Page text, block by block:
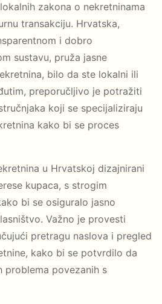
zakona o nekretninama
transakciju. Hrvatska,
i dobro
sustavu, pruža jasne
bilo da ste lokalni ili
preporučljivo je potražiti
koji se specijaliziraju
kako bi se proces
u Hrvatskoj dizajnirani
kupaca, s strogim
bi se osiguralo jasno
Važno je provesti
pretragu naslova i pregled
kako bi se potvrdilo da
problema povezanih s